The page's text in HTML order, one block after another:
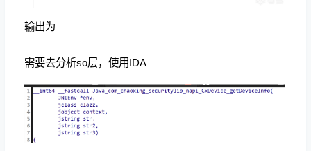
输出为
需要去分析so层，使用IDA